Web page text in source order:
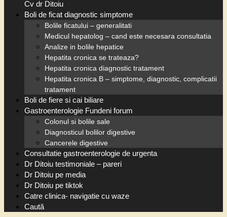
Cv dr Ditoiu
Boli de ficat diagnostic simptome
Bolile ficatului – generalitati
Medicul hepatolog – cand este necesara consultatia
Analize in bolile hepatice
Hepatita cronica se trateaza?
Hepatita cronica diagnostic tratament
Hepatita cronica B – simptome, diagnostic, complicatii
tratament
Boli de fiere si cai biliare
Gastroenterologie Fundeni forum
Colonul si bolile sale
Diagnosticul bolilor digestive
Cancerele digestive
Consultatie gastroenterologie de urgenta
Dr Ditoiu testimoniale – pareri
Dr Ditoiu pe media
Dr Ditoiu pe tiktok
Catre clinica- navigatie cu waze
Caută